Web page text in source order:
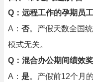
Q：远程工作的孕期员
A： 否。产假天数全国
模式无关。
Q：混合办公期间绩效
A： 是。产假前12个月